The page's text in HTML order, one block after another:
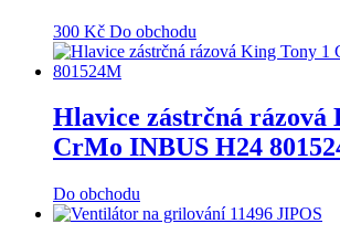
300 Kč Do obchodu
Hlavice zástrčná rázová
CrMo INBUS H24
Do obchodu